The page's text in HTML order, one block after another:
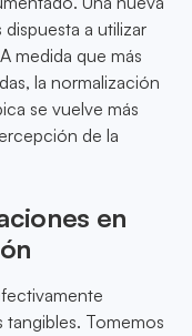
a utilizar
medida que más
la normalización
se vuelve más
de la
en
Tomemos